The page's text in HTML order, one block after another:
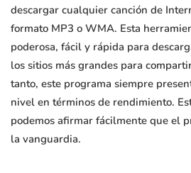
descargar cualquier canción de
formato MP3 o WMA. Esta
poderosa, fácil y rápida para
los sitios más grandes para
tanto, este programa siempre
nivel en términos de rendimiento.
podemos afirmar fácilmente que el
la vanguardia.